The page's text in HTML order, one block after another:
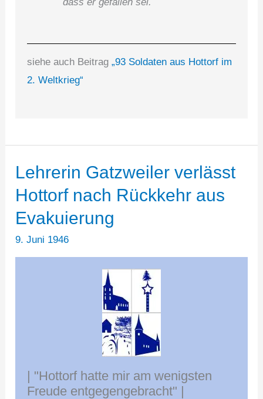
siehe auch Beitrag„93 Soldaten aus Hottorf im
2. Weltkrieg“
Lehrerin Gatzweiler verlässt
Hottorf nach Rückkehr aus
Evakuierung
9. Juni 1946
| "Hottorf hatte mir am wenigsten
Freude entgegengebracht" |